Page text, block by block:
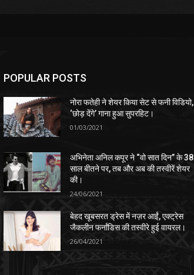
POPULAR POSTS
नोरा फतेही ने शेयर किया सेट से फनी विडियो,
‘छोड़ देंगे’ गाना हुआ सुपरहिट।
01/03/2021
अभिनेता अनिल कपूर ने “वो सात दिन” के 38
साल बीतने पर, तब और अब की तस्वीरें शेयर
की।
24/06/2021
बेहद खूबसरत ड्रेस में नज़र आईं, एक्ट्रेस
जैकलीन फर्नांडिस की तस्वीरे हुई वायरल।
26/04/2021